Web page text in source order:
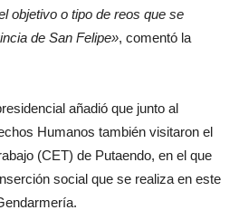
objetivo o tipo de reos que se
de San Felipe», comentó la
añadió que junto al
Humanos también visitaron el
(CET) de Putaendo, en el que
social que se realiza en este